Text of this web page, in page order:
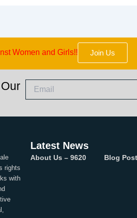
Women and Girls!! Join Us
rights
with
Latest News
About Us – 9620 Blog